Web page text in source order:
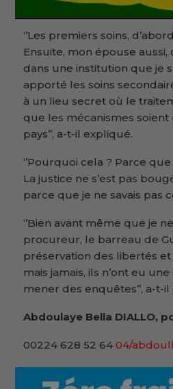
‘’Les premiers soins,
Ensuite, mon épouse
dans une institution que je
apporté les soins
à un lieu secret où le
que les mécanismes
pays’’, a-t-il expliqué.
‘’Pourquoi cela ? Parce
La justice ne s’est pas
parce que je ne savais pas
‘’Bien avant même que je
procureur, le barreau de
préservation des libertés et
mais jamais, ils n’ont eu
mener des enquêtes’’, a-t-
Abdoulaye Bella DIALLO,
00224 628 52 64 04/